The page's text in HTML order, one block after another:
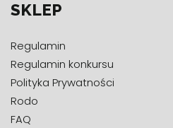
SKLEP
Regulamin
Regulamin konkursu
Polityka Prywatności
Rodo
FAQ